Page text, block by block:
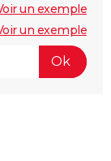
un exemple
un exemple